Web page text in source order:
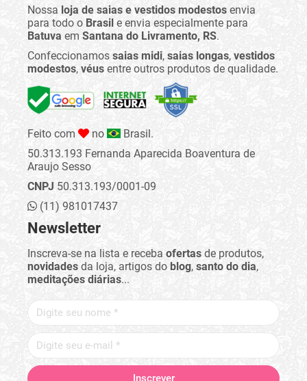
Nossa loja de saias e vestidos modestos envia
para todo o Brasil e envia especialmente para
Batuva em Santana do Livramento, RS.
Confeccionamos saias midi, saias longas, vestidos
modestos, véus entre outros produtos de qualidade.
Feito com no
Brasil.
50.313.193 Fernanda Aparecida Boaventura de
Araujo Sesso
CNPJ 50.313.193/0001-09
(11) 981017437
Newsletter
Inscreva-se na lista e receba ofertas de produtos,
novidades da loja, artigos do blog, santo do dia,
meditações diárias...